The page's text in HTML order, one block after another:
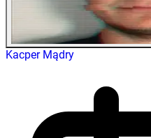
Kacper Mądry